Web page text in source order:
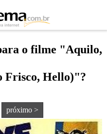
o filme "Aquilo,
Frisco, Hello)"?
próximo >